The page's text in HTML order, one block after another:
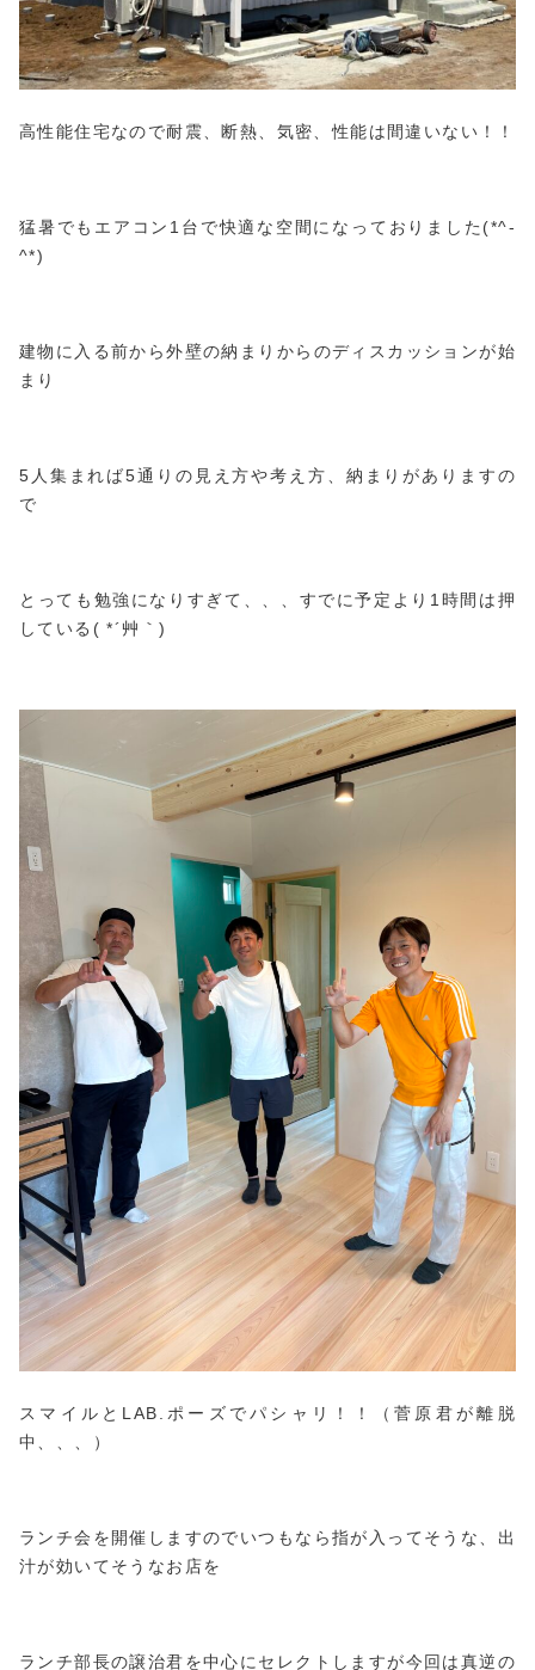
高性能住宅なので耐震、断熱、気密、性能は間違いない！！
猛暑でもエアコン1台で快適な空間になっておりました(*^-
^*)
建物に入る前から外壁の納まりからのディスカッションが始
まり
5人集まれば5通りの見え方や考え方、納まりがありますの
で
とっても勉強になりすぎて、、、すでに予定より1時間は押
している( *´艸｀)
スマイルとLAB.ポーズでパシャリ！！（菅原君が離脱
中、、、）
ランチ会を開催しますのでいつもなら指が入ってそうな、出
汁が効いてそうなお店を
ランチ部長の譲治君を中心にセレクトしますが今回は真逆の